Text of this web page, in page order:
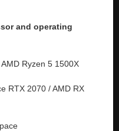
and operating
Ryzen 5 1500X
RTX 2070 / AMD RX